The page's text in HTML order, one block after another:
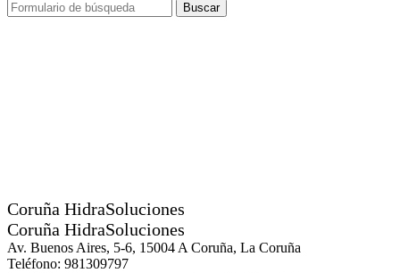
Buscar
Coruña HidraSoluciones
Coruña HidraSoluciones
Av. Buenos Aires, 5-6, 15004 A Coruña, La Coruña
Teléfono: 981309797